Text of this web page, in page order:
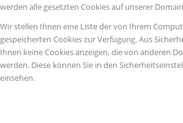
werden alle gesetzten Cookies auf unserer
Wir stellen Ihnen eine Liste der von Ihrem
gespeicherten Cookies zur Verfügung. Aus
Ihnen keine Cookies anzeigen, die von anderen
werden. Diese können Sie in den
einsehen.